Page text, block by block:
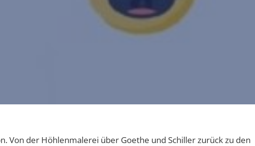
Von der Höh­len­ma­le­rei über Goe­the und Schil­ler zurück zu den